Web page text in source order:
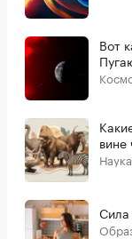
Вот
вине
Наука
Сила